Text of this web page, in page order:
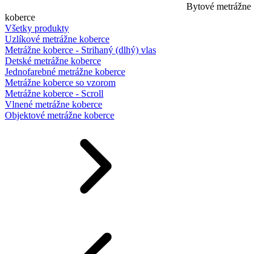
Bytové metrážne
koberce
Všetky produkty
Uzlíkové metrážne koberce
Metrážne koberce - Strihaný (dlhý) vlas
Detské metrážne koberce
Jednofarebné metrážne koberce
Metrážne koberce so vzorom
Metrážne koberce - Scroll
Vlnené metrážne koberce
Objektové metrážne koberce